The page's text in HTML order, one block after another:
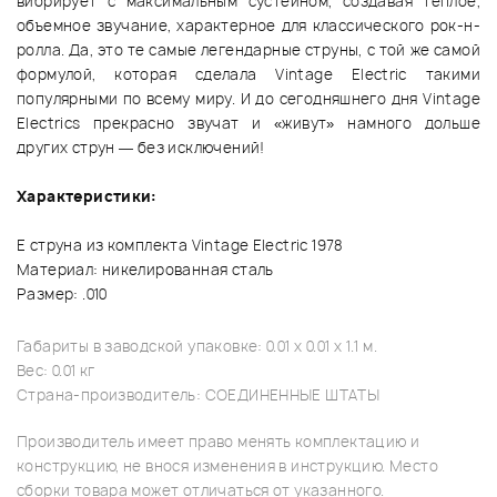
объемное звучание, характерное для классического рок-н-
ролла. Да, это те самые легендарные струны, с той же самой
формулой, которая сделала Vintage Electric такими
популярными по всему миру. И до сегодняшнего дня Vintage
Electrics прекрасно звучат и «живут» намного дольше
других струн — без исключений!
Характеристики:
Е струна из комплекта Vintage Electric 1978
Материал: никелированная сталь
Размер: .010
Габариты в заводской упаковке: 0.01 x 0.01 x 1.1 м.
Вес: 0.01 кг
Страна-производитель: СОЕДИНЕННЫЕ ШТАТЫ
Производитель имеет право менять комплектацию и
конструкцию, не внося изменения в инструкцию. Место
сборки товара может отличаться от указанного.